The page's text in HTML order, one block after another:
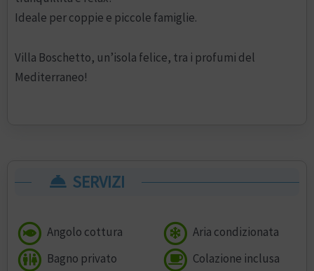
Ideale per coppie e piccole famiglie.
Villa Boschetto, un’isola felice, tra i profumi del
Mediterraneo!
SERVIZI
Angolo cottura
Aria condizionata
Bagno privato
Colazione inclusa